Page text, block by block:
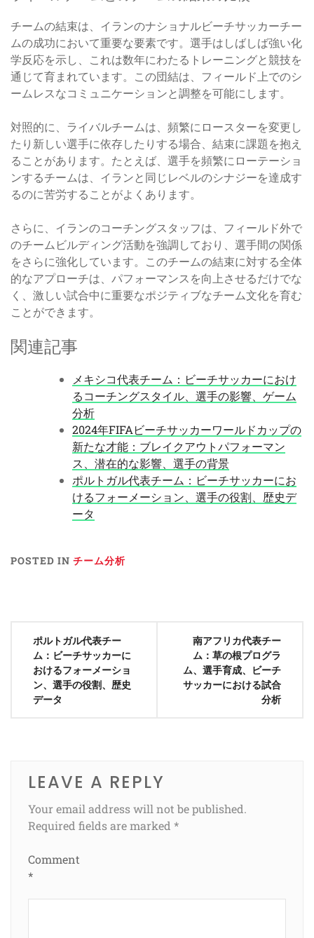
チームの結束は、イランのナショナルビーチサッカーチー
ムの成功において重要な要素です。選手はしばしば強い化
学反応を示し、これは数年にわたるトレーニングと競技を
通じて育まれています。この団結は、フィールド上でのシ
ームレスなコミュニケーションと調整を可能にします。
対照的に、ライバルチームは、頻繁にロースターを変更し
たり新しい選手に依存したりする場合、結束に課題を抱え
ることがあります。たとえば、選手を頻繁にローテーショ
ンするチームは、イランと同じレベルのシナジーを達成す
るのに苦労することがよくあります。
さらに、イランのコーチングスタッフは、フィールド外で
のチームビルディング活動を強調しており、選手間の関係
をさらに強化しています。このチームの結束に対する全体
的なアプローチは、パフォーマンスを向上させるだけでな
く、激しい試合中に重要なポジティブなチーム文化を育む
ことができます。
関連記事
メキシコ代表チーム：ビーチサッカーにおけ
るコーチングスタイル、選手の影響、ゲーム
分析
2024年FIFAビーチサッカーワールドカップの
新たな才能：ブレイクアウトパフォーマン
ス、潜在的な影響、選手の背景
ポルトガル代表チーム：ビーチサッカーにお
けるフォーメーション、選手の役割、歴史デ
ータ
POSTED IN チーム分析
Post
navigation
ポルトガル代表チー
ム：ビーチサッカーに
おけるフォーメーショ
ン、選手の役割、歴史
データ
南アフリカ代表チー
ム：草の根プログラ
ム、選手育成、ビーチ
サッカーにおける試合
分析
LEAVE A REPLY
Your email address will not be published.
Required fields are marked *
Comment
*